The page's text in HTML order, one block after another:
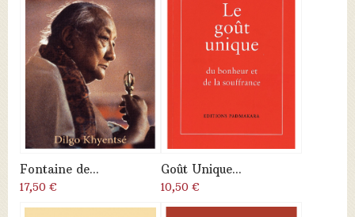
Fontaine de...
17,50 €
Goût Unique...
10,50 €